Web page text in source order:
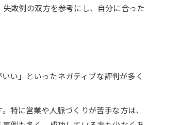
敗例の双方を参考にし、自分に合った
い」といったネガティブな評判が多く
特に営業や人脈づくりが苦手な方は、